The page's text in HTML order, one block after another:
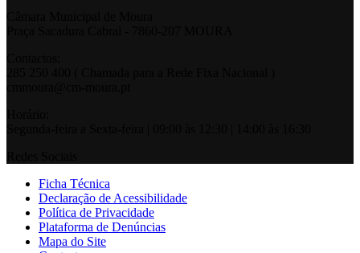
Ficha Técnica
Declaração de Acessibilidade
Política de Privacidade
Plataforma de Denúncias
Mapa do Site